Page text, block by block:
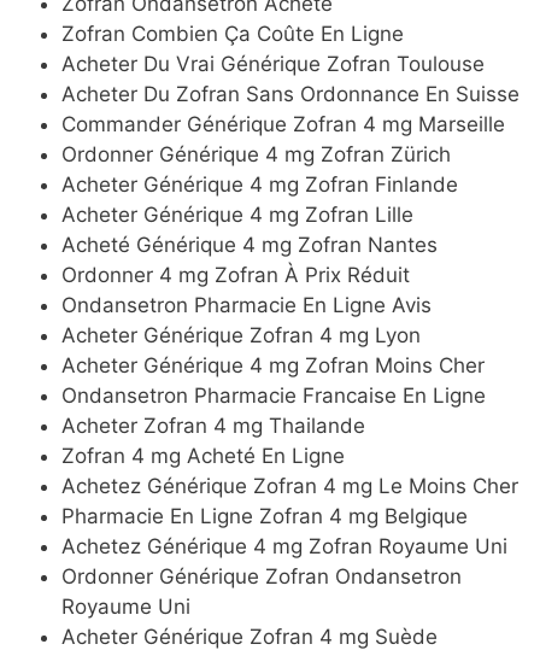
Zofran Combien Ça Coûte En Ligne
Acheter Du Vrai Générique Zofran Toulouse
Acheter Du Zofran Sans Ordonnance En Suisse
Commander Générique Zofran 4 mg Marseille
Ordonner Générique 4 mg Zofran Zürich
Acheter Générique 4 mg Zofran Finlande
Acheter Générique 4 mg Zofran Lille
Acheté Générique 4 mg Zofran Nantes
Ordonner 4 mg Zofran À Prix Réduit
Ondansetron Pharmacie En Ligne Avis
Acheter Générique Zofran 4 mg Lyon
Acheter Générique 4 mg Zofran Moins Cher
Ondansetron Pharmacie Francaise En Ligne
Acheter Zofran 4 mg Thailande
Zofran 4 mg Acheté En Ligne
Achetez Générique Zofran 4 mg Le Moins Cher
Pharmacie En Ligne Zofran 4 mg Belgique
Achetez Générique 4 mg Zofran Royaume Uni
Ordonner Générique Zofran Ondansetron
Royaume Uni
Acheter Générique Zofran 4 mg Suède